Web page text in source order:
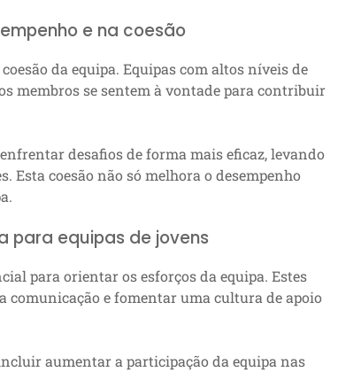
e na coesão
da equipa. Equipas com altos níveis de
membros se sentem à vontade para contribuir
desafios de forma mais eficaz, levando
Esta coesão não só melhora o desempenho
para equipas de jovens
para orientar os esforços da equipa. Estes
comunicação e fomentar uma cultura de apoio
aumentar a participação da equipa nas